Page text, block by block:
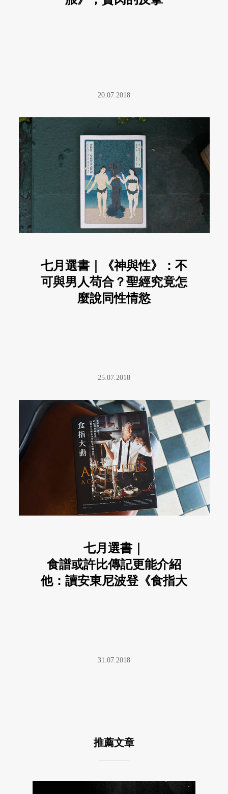
20.07.2018
七月選書｜《神與性》：不
可與男人苟合？聖經究竟怎
麼說同性情慾
25.07.2018
七月選書｜
食譜或許比傳記更能介紹
他：讀安東尼波登《食指大
31.07.2018
推薦文章